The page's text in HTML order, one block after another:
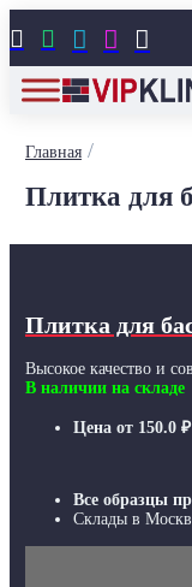
    
Главная/
Плитка для
Плитка для
Высокое качество и
В наличии на складе
Цена от 150.0 ₽
Все образцы
Склады в